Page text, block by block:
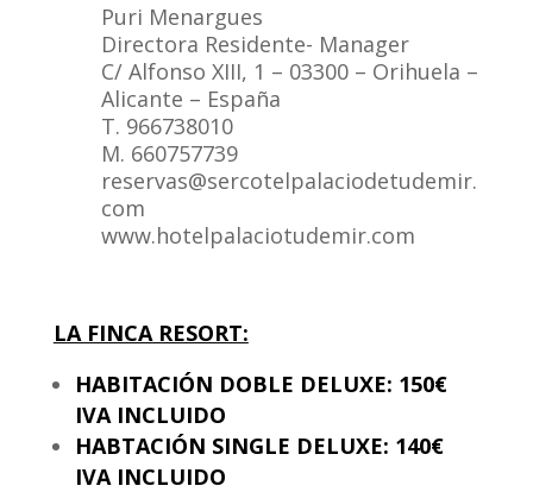
Puri Menargues
Directora Residente- Manager
C/ Alfonso XIII, 1 – 03300 – Orihuela –
Alicante – España
T. 966738010
M. 660757739
reservas@sercotelpalaciodetudemir.
com
www.hotelpalaciotudemir.com
LA FINCA RESORT:
HABITACIÓN DOBLE DELUXE: 150€
IVA INCLUIDO
HABTACIÓN SINGLE DELUXE: 140€
IVA INCLUIDO